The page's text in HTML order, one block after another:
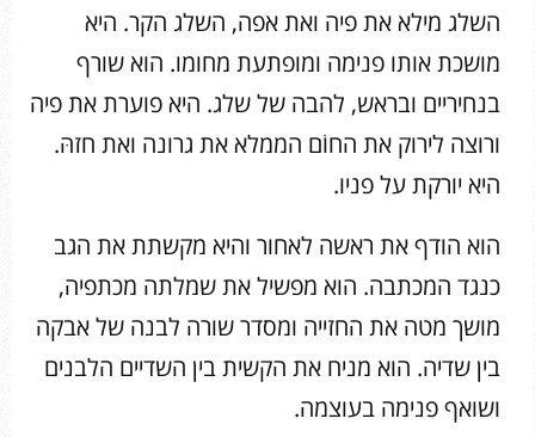
השלג מילא את פיה ואת אפה, השלג הקר. היא
מושכת אותו פנימה ומופתעת מחומו. הוא שורף
בנחיריים ובראש, להבה של שלג. היא פוערת את פיה
ורוצה לירוק את החוֹם הממלא את גרונה ואת חזהּ.
היא יורקת על פניו.
הוא הודף את ראשה לאחור והיא מקשתת את הגב
כנגד המכתבה. הוא מפשיל את שמלתה מכתפיה,
מושך מטה את החזייה ומסדר שורה לבנה של אבקה
בין שדיה. הוא מניח את הקשית בין השדיים הלבנים
ושואף פנימה בעוצמה.